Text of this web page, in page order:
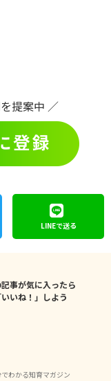
提案中 ／
LINEで送る
記事が気に入ったら
いいね！」しよう
わかる知育マガジン